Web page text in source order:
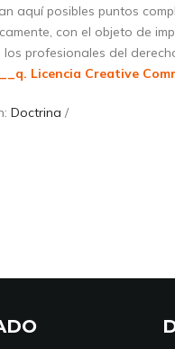
aquí posibles puntos
con el objeto de
profesionales del
Licencia Creative
Doctrina /